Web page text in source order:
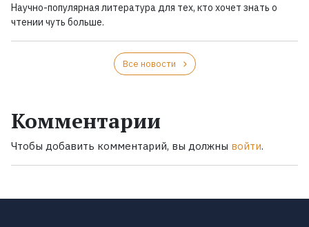
Научно-популярная литература для тех, кто хочет знать о
чтении чуть больше.
Все новости
Комментарии
Чтобы добавить комментарий, вы должны войти.